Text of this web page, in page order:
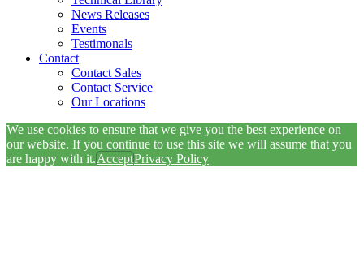
News Releases
Events
Testimonals
Contact
Contact Sales
Contact Service
Our Locations
We use cookies to ensure that we give you the best experience on
our website. If you continue to use this site we will assume that you
are happy with it.AcceptPrivacy Policy